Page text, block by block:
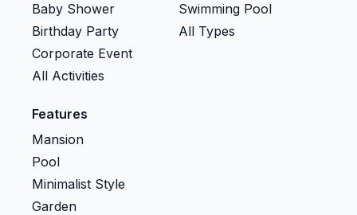
Baby Shower
Birthday Party
Corporate Event
All Activities
Swimming Pool
All Types
Features
Mansion
Pool
Minimalist Style
Garden